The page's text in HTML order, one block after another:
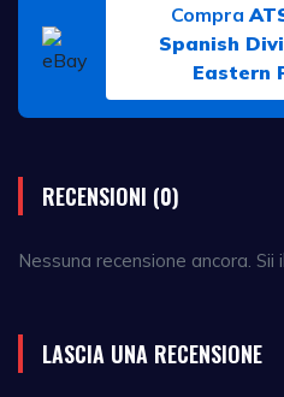
Compra
Spanish
Eastern
RECENSIONI (0)
Nessuna recensione ancora. Sii
LASCIA UNA RECENSIONE